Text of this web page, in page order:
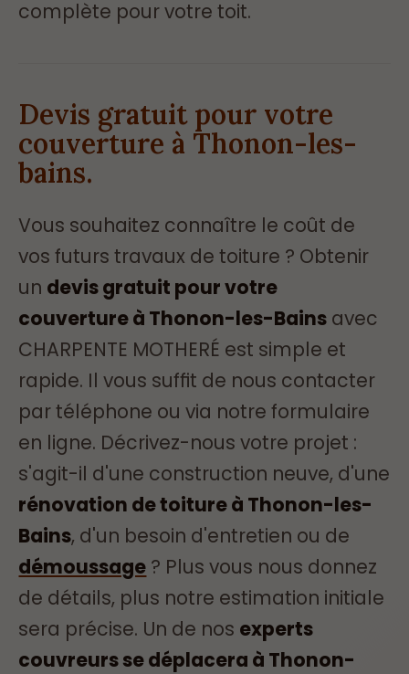
complète pour votre toit.
Devis gratuit pour votre
couverture à Thonon-les-
bains.
Vous souhaitez connaître le coût de
vos futurs travaux de toiture ? Obtenir
un devis gratuit pour votre
couverture à Thonon-les-Bains avec
CHARPENTE MOTHERÉ est simple et
rapide. Il vous suffit de nous contacter
par téléphone ou via notre formulaire
en ligne. Décrivez-nous votre projet :
s'agit-il d'une construction neuve, d'une
rénovation de toiture à Thonon-les-
Bains, d'un besoin d'entretien ou de
démoussage ? Plus vous nous donnez
de détails, plus notre estimation initiale
sera précise. Un de nos experts
couvreurs se déplacera à Thonon-